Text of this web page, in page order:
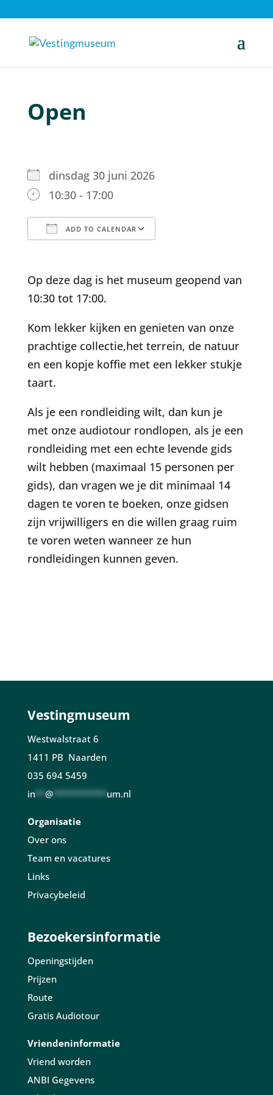
Open
dinsdag 30 juni 2026
10:30 - 17:00
ADD TO CALENDAR
Op deze dag is het museum geopend van
10:30 tot 17:00.
Kom lekker kijken en genieten van onze
prachtige collectie,het terrein, de natuur
en een kopje koffie met een lekker stukje
taart.
Als je een rondleiding wilt, dan kun je
met onze audiotour rondlopen, als je een
rondleiding met een echte levende gids
wilt hebben (maximaal 15 personen per
gids), dan vragen we je dit minimaal 14
dagen te voren te boeken, onze gidsen
zijn vrijwilligers en die willen graag ruim
te voren weten wanneer ze hun
rondleidingen kunnen geven.
Vestingmuseum
Westwalstraat 6
1411 PB Naarden
035 694 5459
in** @*********** um.nl
Organisatie
Over ons
Team en vacatures
Links
Privacybeleid
Bezoekersinformatie
Openingstijden
Prijzen
Route
Gratis Audiotour
Vriendeninformatie
Vriend worden
ANBI Gegevens